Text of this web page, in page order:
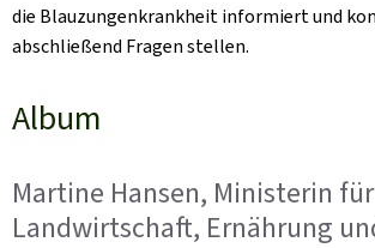
die Blauzungenkrankheit informiert und
abschließend Fragen stellen.
Album
Martine Hansen, Ministerin für
Landwirtschaft, Ernährung